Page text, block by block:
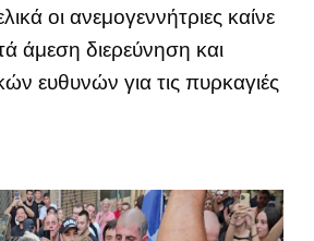
οι ανεμογεννήτριες καίνε
άμεση διερεύνηση και
ευθυνών για τις πυρκαγιές